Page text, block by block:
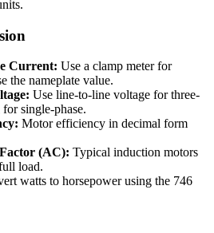
Current: Use a clamp meter for
the nameplate value.
Use line-to-line voltage for three-
single-phase.
Motor efficiency in decimal form
(AC): Typical induction motors
load.
watts to horsepower using the 746